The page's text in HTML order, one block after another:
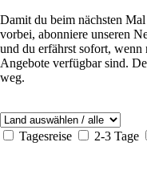
Damit du beim nächsten
vorbei, abonniere unseren
und du erfährst sofort, wenn
Angebote verfügbar sind.
weg.
Tagesreise 2-3 Tage